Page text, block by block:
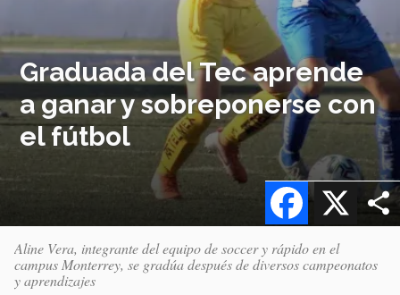
Graduada del Tec aprende
a ganar y sobreponerse con
el fútbol
X
Facebook
Aline Vera, integrante del equipo de soccer y rápido en el
campus Monterrey, se gradúa después de diversos campeonatos
y aprendizajes